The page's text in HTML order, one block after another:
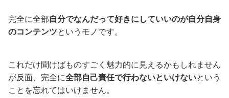
完全に全部自分でなんだって好きにしていいのが自分自身
のコンテンツというモノです。
これだけ聞けばものすごく魅力的に見えるかもしれません
が反面、完全に全部自己責任で行わないといけないという
ことを忘れてはいけません。